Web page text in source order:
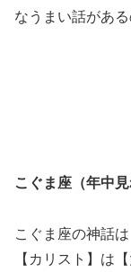
なうまい話があ
こぐま座（年中見
こぐま座の神話
【カリスト】は